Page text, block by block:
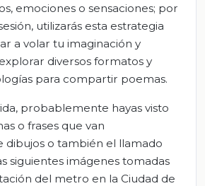
emociones o sensaciones; por
utilizarás esta estrategia
a volar tu imaginación y
diversos formatos y
para compartir poemas.
probablemente hayas visto
o frases que van
dibujos o también el llamado
siguientes imágenes tomadas
del metro en la Ciudad de